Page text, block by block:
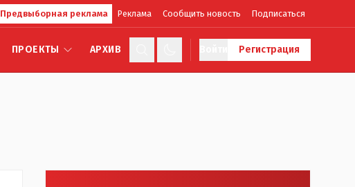
Предвыборная реклама Реклама Сообщить новость Подписаться
ПРОЕКТЫ АРХИВ Регистрация